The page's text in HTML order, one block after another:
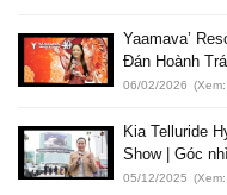
Yaamava’
Đán Hoành
06/02/2026
Kia Telluride
Show | Góc
05/12/2025